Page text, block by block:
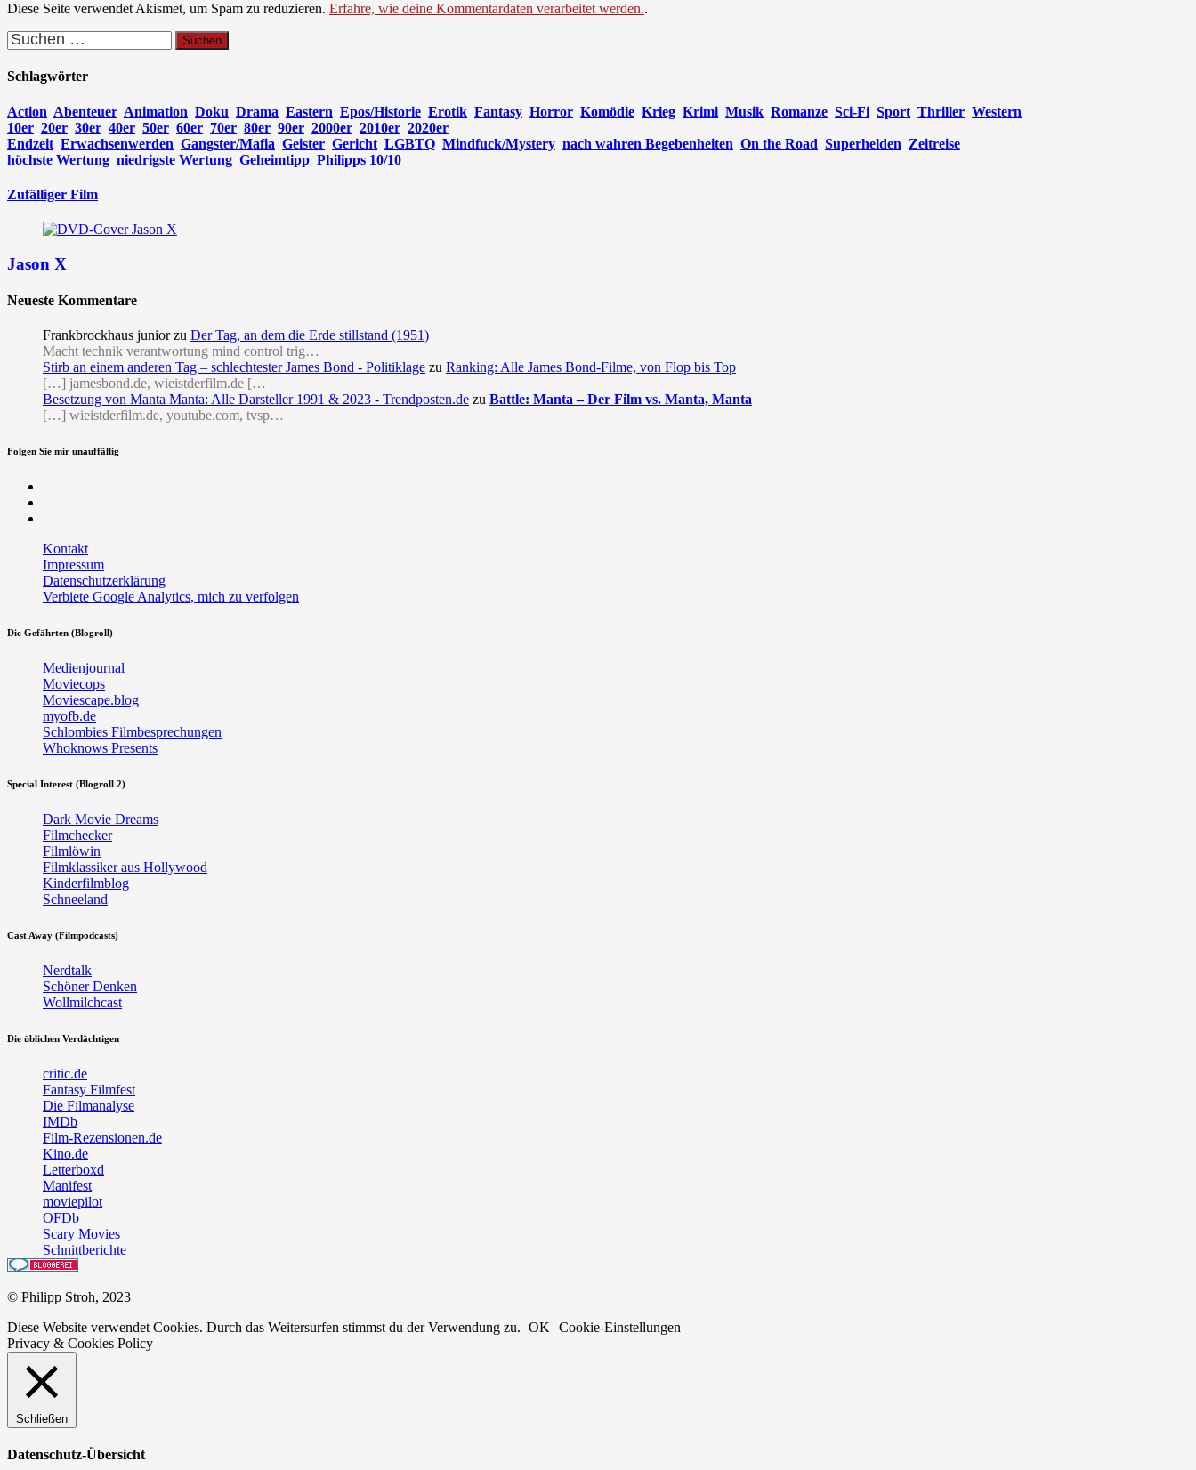
Diese Seite verwendet Akismet, um Spam zu reduzieren. Erfahre, wie deine Kommentardaten verarbeitet werden..
Suchen
nach:
Schlagwörter
Action Abenteuer Animation Doku Drama Eastern Epos/Historie Erotik Fantasy Horror Komödie Krieg Krimi Musik Romanze Sci-Fi Sport Thriller Western
10er 20er 30er 40er 50er 60er 70er 80er 90er 2000er 2010er 2020er
Endzeit Erwachsenwerden Gangster/Mafia Geister Gericht LGBTQ Mindfuck/Mystery nach wahren Begebenheiten On the Road Superhelden Zeitreise
höchste Wertung niedrigste Wertung Geheimtipp Philipps 10/10
Zufälliger Film
Jason X
Neueste Kommentare
Frankbrockhaus junior zu Der Tag, an dem die Erde stillstand (1951)
Macht technik verantwortung mind control trig…
Stirb an einem anderen Tag – schlechtester James Bond - Politiklage zu Ranking: Alle James Bond-Filme, von Flop bis Top
[…] jamesbond.de, wieistderfilm.de […
Besetzung von Manta Manta: Alle Darsteller 1991 & 2023 - Trendposten.de zu Battle: Manta – Der Film vs. Manta, Manta
[…] wieistderfilm.de, youtube.com, tvsp…
Folgen Sie mir unauffällig
Kontakt
Impressum
Datenschutzerklärung
Verbiete Google Analytics, mich zu verfolgen
Die Gefährten (Blogroll)
Medienjournal
Moviecops
Moviescape.blog
myofb.de
Schlombies Filmbesprechungen
Whoknows Presents
Special Interest (Blogroll 2)
Dark Movie Dreams
Filmchecker
Filmlöwin
Filmklassiker aus Hollywood
Kinderfilmblog
Schneeland
Cast Away (Filmpodcasts)
Nerdtalk
Schöner Denken
Wollmilchcast
Die üblichen Verdächtigen
critic.de
Fantasy Filmfest
Die Filmanalyse
IMDb
Film-Rezensionen.de
Kino.de
Letterboxd
Manifest
moviepilot
OFDb
Scary Movies
Schnittberichte
© Philipp Stroh, 2023
Diese Website verwendet Cookies. Durch das Weitersurfen stimmst du der Verwendung zu. OK
Cookie-Einstellungen
Privacy & Cookies Policy
Schließen
Datenschutz-Übersicht